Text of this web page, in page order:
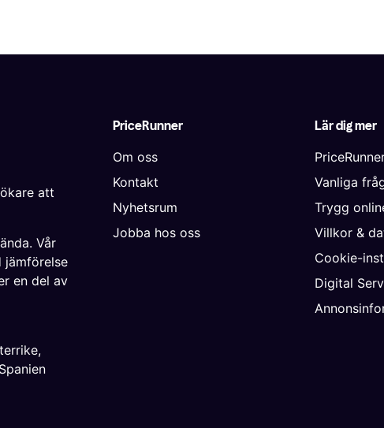
PriceRunner
Om oss
Kontakt
Nyhetsrum
Jobba hos oss
Lär dig mer
Vanliga
Trygg
Villkor &
Cookie-
Digital
att
Vår
jämförelse
en del av
,
Spanien